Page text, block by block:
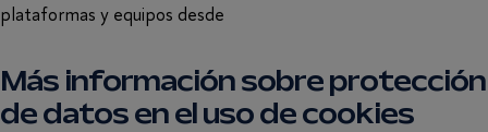
plataformas y equipos desde
Más información sobre protección
de datos en el uso de cookies